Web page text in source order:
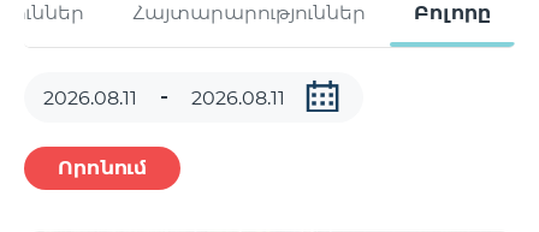
Հայտարարություններ Բոլորը
Որոնում